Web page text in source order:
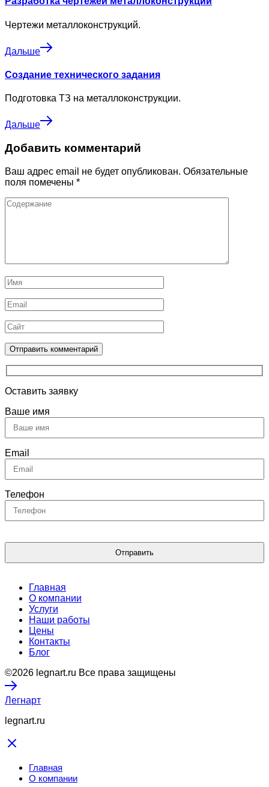
Чертежи металлоконструкций.
Дальше
Создание технического задания
Подготовка ТЗ на металлоконструкции.
Дальше
Добавить комментарий
Ваш адрес email не будет опубликован. Обязательные
поля помечены *
Оставить заявку
Ваше имя
Email
Телефон
Главная
О компании
Услуги
Наши работы
Цены
Контакты
Блог
©2026 legnart.ru Все права защищены
Легнарт
legnart.ru
Главная
О компании